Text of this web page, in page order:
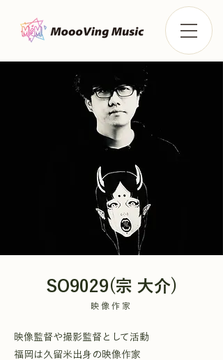
SO9029(宗 大介)
映像作家
映像監督や撮影監督として活動
福岡は久留米出身の映像作家